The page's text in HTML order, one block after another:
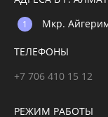
Мкр.
ТЕЛЕФОНЫ
+7 706 410 15 12
РЕЖИМ РАБОТЫ